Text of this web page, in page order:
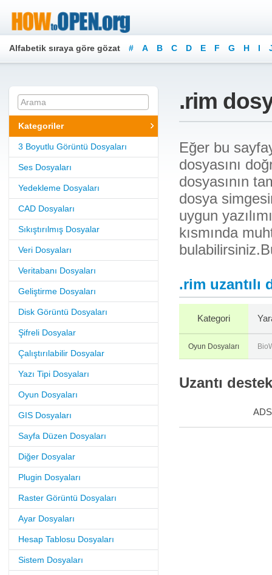
Alfabetik sıraya göre gözat # A B C D E F G H I
Kategoriler
3 Boyutlu Görüntü Dosyaları
Ses Dosyaları
Yedekleme Dosyaları
CAD Dosyaları
Sıkıştırılmış Dosyalar
Veri Dosyaları
Veritabanı Dosyaları
Geliştirme Dosyaları
Disk Görüntü Dosyaları
Şifreli Dosyalar
Çalıştırılabilir Dosyalar
Yazı Tipi Dosyaları
Oyun Dosyaları
GIS Dosyaları
Sayfa Düzen Dosyaları
Diğer Dosyalar
Plugin Dosyaları
Raster Görüntü Dosyaları
Ayar Dosyaları
Hesap Tablosu Dosyaları
Sistem Dosyaları
.rim
Eğer bu
dosyasını
dosyasının
dosya
uygun
kısmında
.rim uzantılı
Kategori
Oyun Dosyaları
Uzantı
ADS